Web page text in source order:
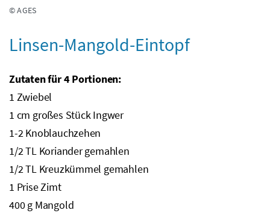
© AGES
Linsen-Mangold-Eintopf
Zutaten für 4 Portionen:
1 Zwiebel
1 cm großes Stück Ingwer
1-2 Knoblauchzehen
1/2TL Koriander gemahlen
1/2TL Kreuzkümmel gemahlen
1 Prise Zimt
400gMangold